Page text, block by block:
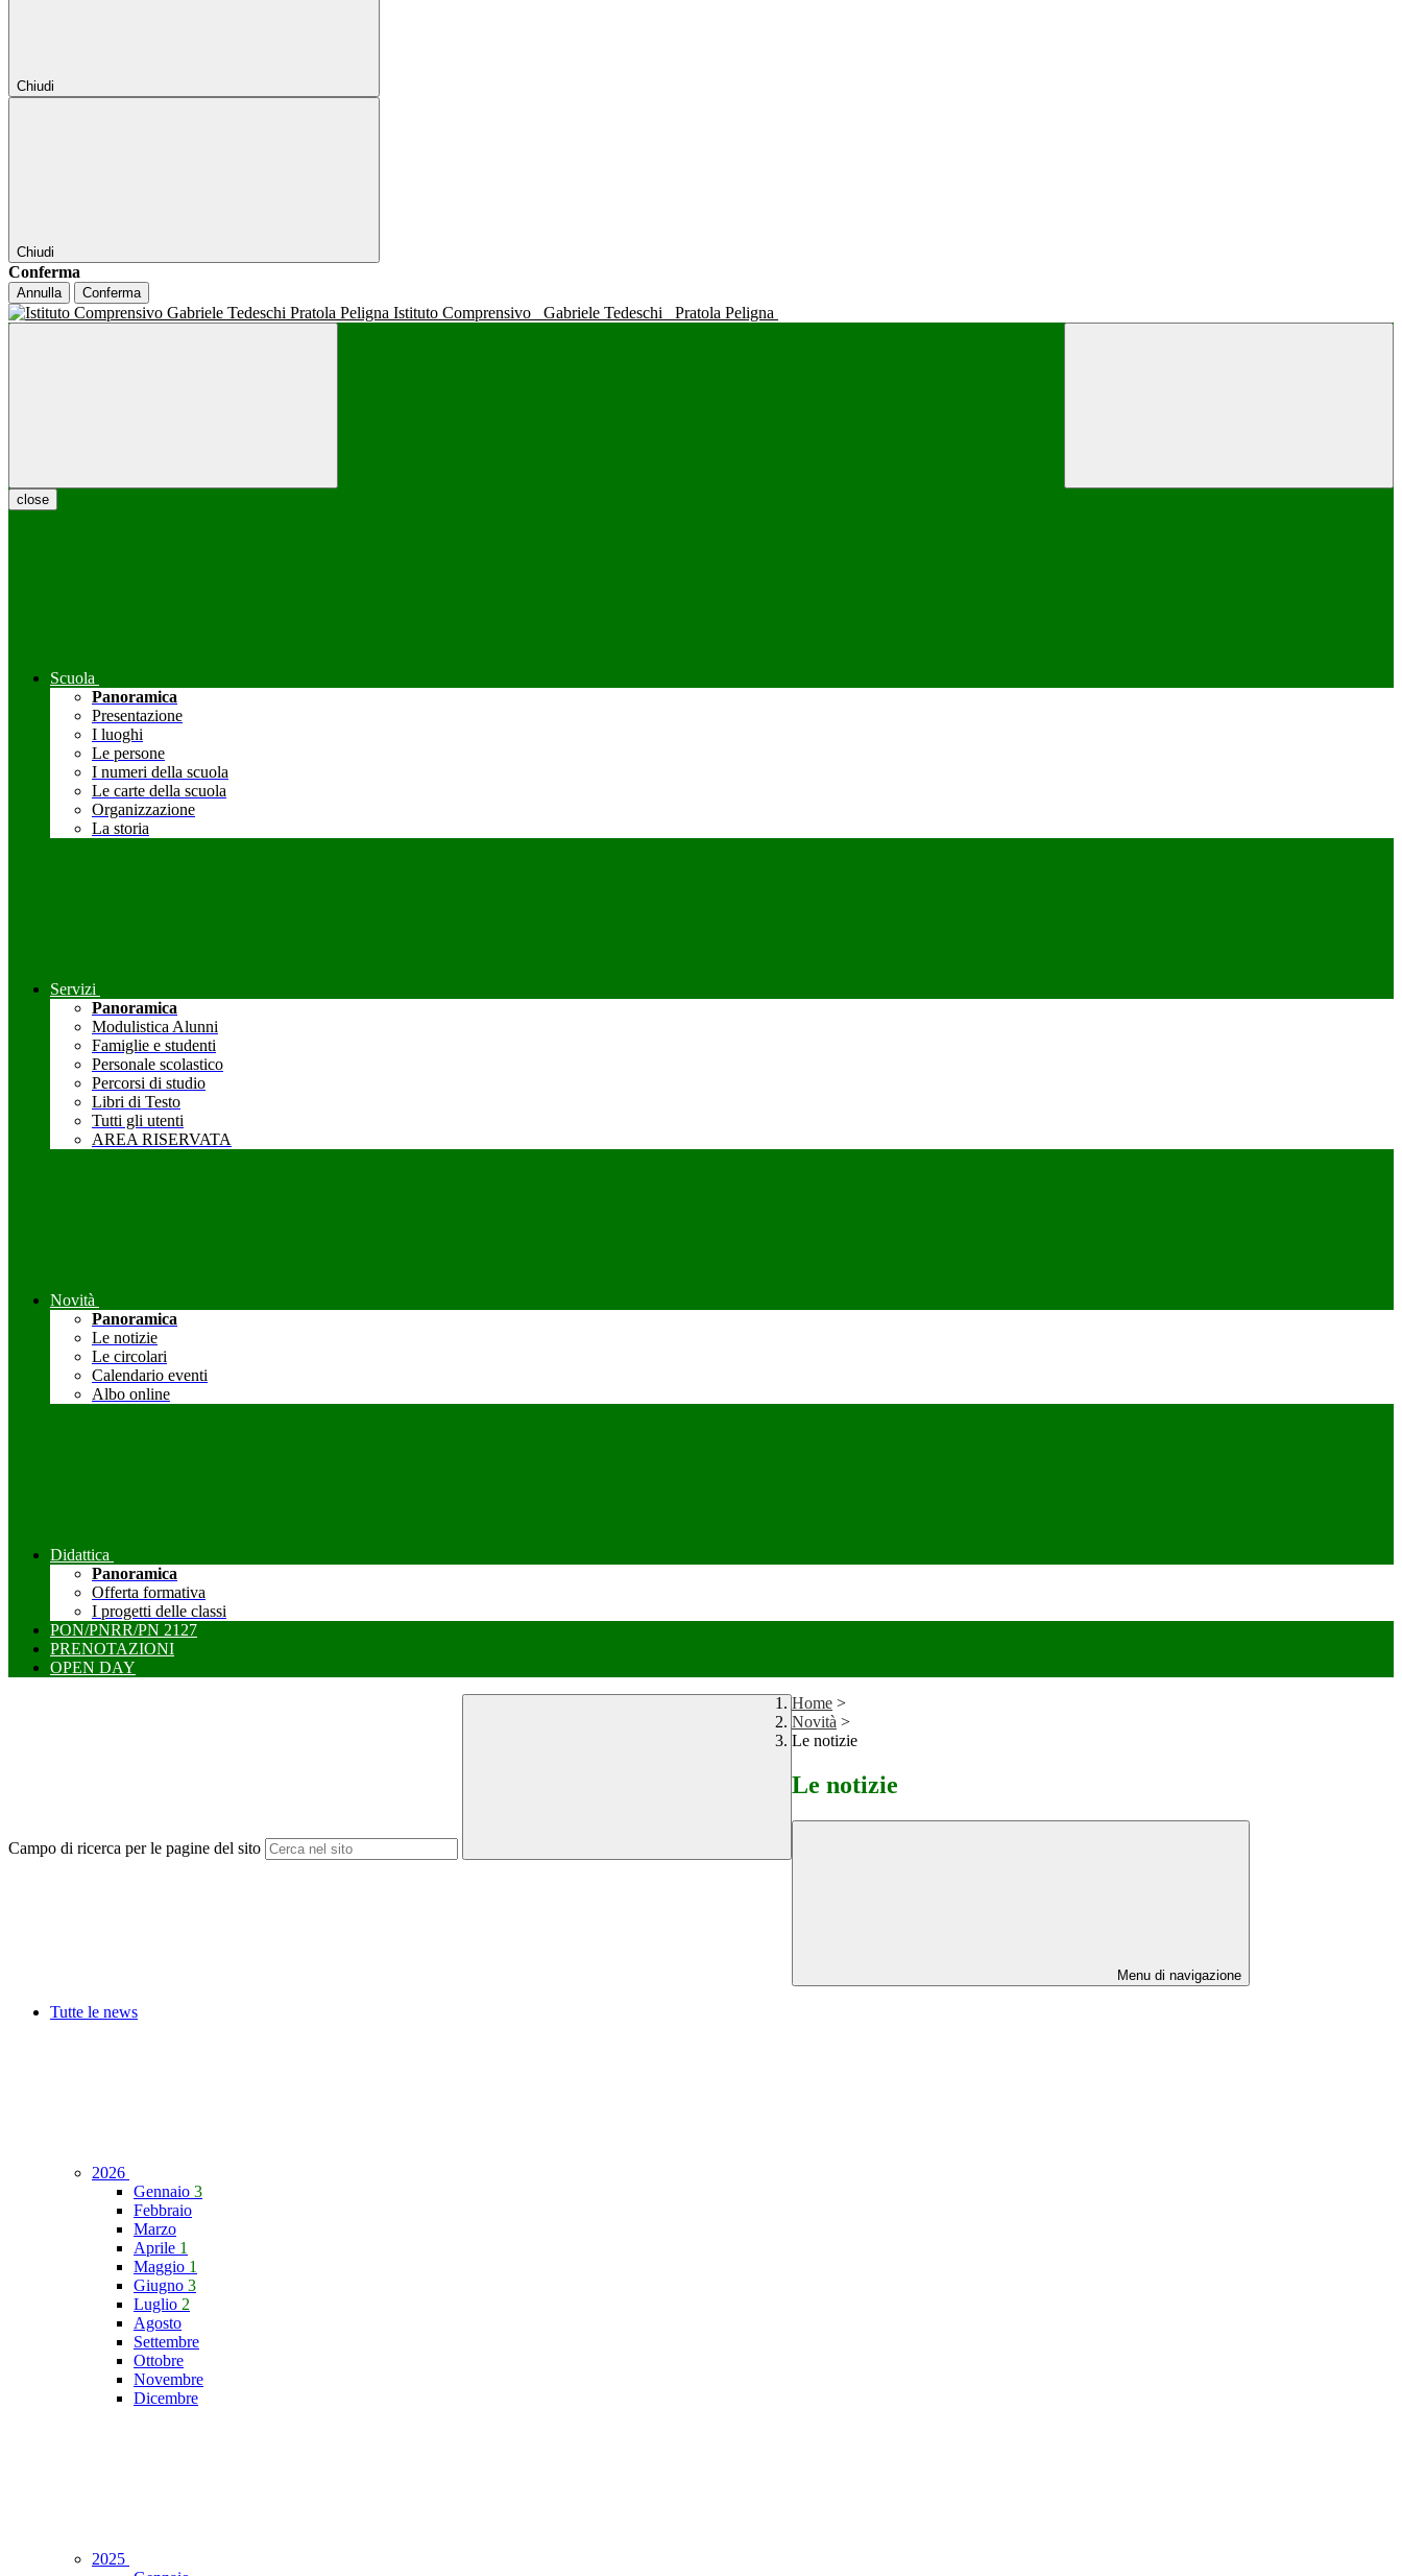
Chiudi
Chiudi
Conferma
Annulla Conferma
Istituto Comprensivo Gabriele Tedeschi Pratola Peligna
close
Scuola
Panoramica
Presentazione
I luoghi
Le persone
I numeri della scuola
Le carte della scuola
Organizzazione
La storia
Servizi
Panoramica
Modulistica Alunni
Famiglie e studenti
Personale scolastico
Percorsi di studio
Libri di Testo
Tutti gli utenti
AREA RISERVATA
Novità
Panoramica
Le notizie
Le circolari
Calendario eventi
Albo online
Didattica
Panoramica
Offerta formativa
I progetti delle classi
PON/PNRR/PN 2127
PRENOTAZIONI
OPEN DAY
Campo di ricerca per le pagine del sito
Home >
Novità >
Le notizie
Le notizie
Menu di navigazione
Tutte le news
2026
Gennaio 3
Febbraio
Marzo
Aprile 1
Maggio 1
Giugno 3
Luglio 2
Agosto
Settembre
Ottobre
Novembre
Dicembre
2025